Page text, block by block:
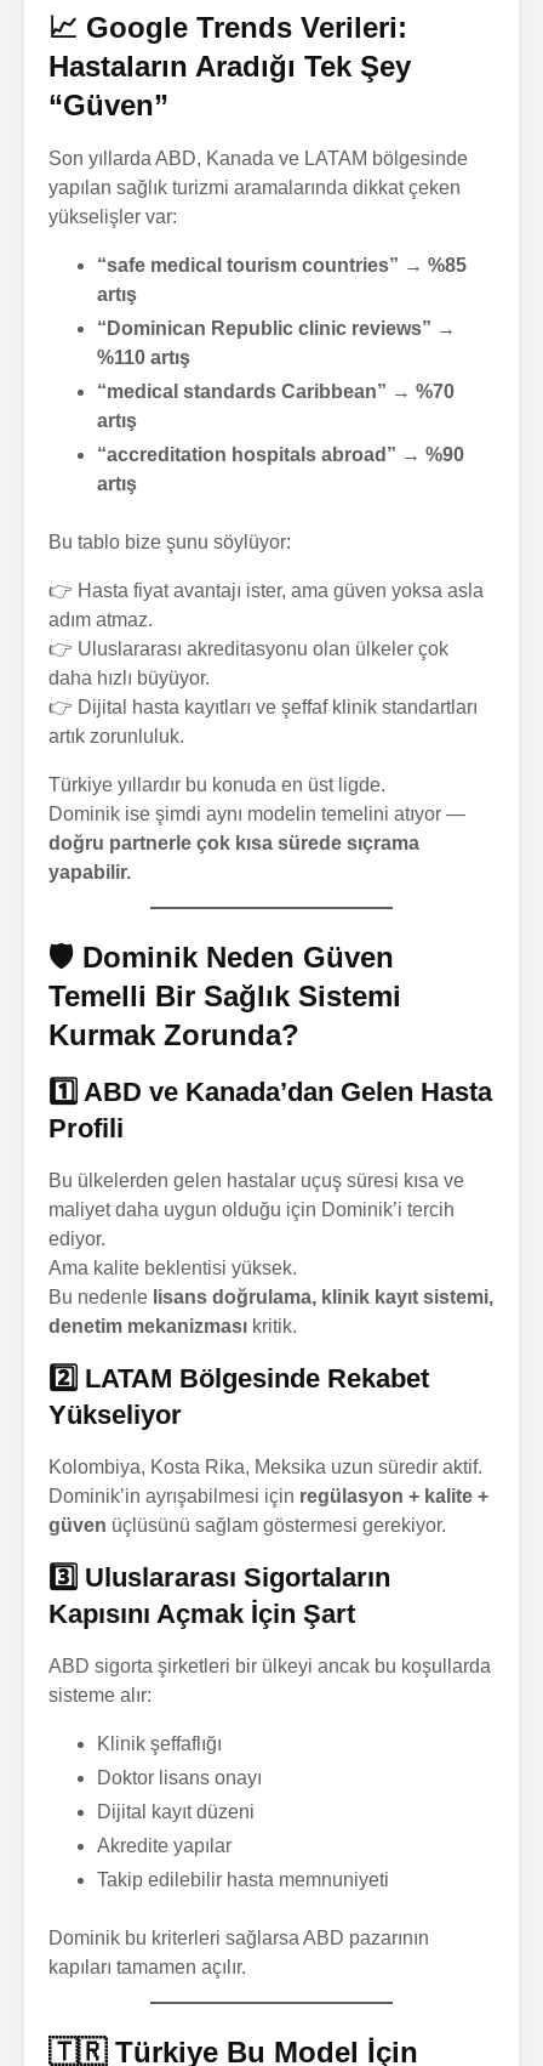
📈 Google Trends Verileri:
Hastaların Aradığı Tek Şey
“Güven”
Son yıllarda ABD, Kanada ve LATAM bölgesinde
yapılan sağlık turizmi aramalarında dikkat çeken
yükselişler var:
“safe medical tourism countries” → %85
artış
“Dominican Republic clinic reviews” →
%110 artış
“medical standards Caribbean” → %70
artış
“accreditation hospitals abroad” → %90
artış
Bu tablo bize şunu söylüyor:
👉 Hasta fiyat avantajı ister, ama güven yoksa asla
adım atmaz.
👉 Uluslararası akreditasyonu olan ülkeler çok
daha hızlı büyüyor.
👉 Dijital hasta kayıtları ve şeffaf klinik standartları
artık zorunluluk.
Türkiye yıllardır bu konuda en üst ligde.
Dominik ise şimdi aynı modelin temelini atıyor —
doğru partnerle çok kısa sürede sıçrama
yapabilir.
🛡️ Dominik Neden Güven
Temelli Bir Sağlık Sistemi
Kurmak Zorunda?
1️⃣ ABD ve Kanada’dan Gelen Hasta
Profili
Bu ülkelerden gelen hastalar uçuş süresi kısa ve
maliyet daha uygun olduğu için Dominik’i tercih
ediyor.
Ama kalite beklentisi yüksek.
Bu nedenle lisans doğrulama, klinik kayıt sistemi,
denetim mekanizması kritik.
2️⃣ LATAM Bölgesinde Rekabet
Yükseliyor
Kolombiya, Kosta Rika, Meksika uzun süredir aktif.
Dominik’in ayrışabilmesi için regülasyon + kalite +
güven üçlüsünü sağlam göstermesi gerekiyor.
3️⃣ Uluslararası Sigortaların
Kapısını Açmak İçin Şart
ABD sigorta şirketleri bir ülkeyi ancak bu koşullarda
sisteme alır:
Klinik şeffaflığı
Doktor lisans onayı
Dijital kayıt düzeni
Akredite yapılar
Takip edilebilir hasta memnuniyeti
Dominik bu kriterleri sağlarsa ABD pazarının
kapıları tamamen açılır.
🇹🇷 Türkiye Bu Model İçin